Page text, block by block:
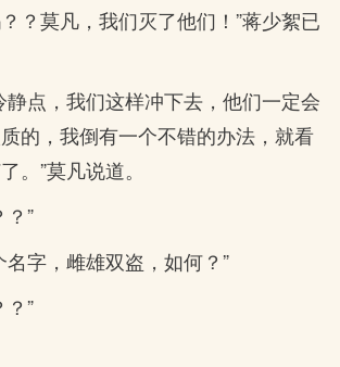
？莫凡，我们灭了他们！”蒋少絮已
静点，我们这样冲下去，他们一定会
的，我倒有一个不错的办法，就看
。”莫凡说道。
”
名字，雌雄双盗，如何？”
”